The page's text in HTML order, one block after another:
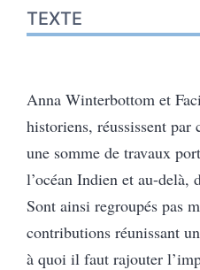
Notes
Citer cet article
TEXTE
Anna Winterbottom et
historiens, réussissent
une somme de travaux
l’océan Indien et au-delà,
Sont ainsi regroupés pas
contributions réunissant
à quoi il faut rajouter